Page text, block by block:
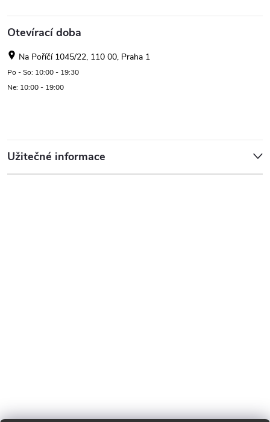
Otevírací doba
Na Poříčí 1045/22, 110 00, Praha 1
Po - So: 10:00 - 19:30
Ne: 10:00 - 19:00
Užitečné informace